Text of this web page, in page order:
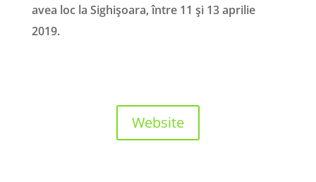
avea loc la Sighişoara, între 11 şi 13 aprilie
2019.
Website